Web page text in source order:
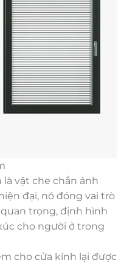
vật che chắn ánh
đại, nó đóng vai trò
trọng, định hình
cho người ở trong
cho cửa kính lại được